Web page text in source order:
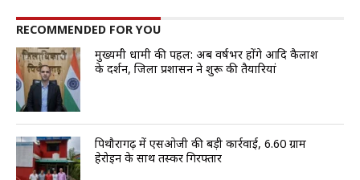
RECOMMENDED FOR YOU
मुख्यमंत्री धामी की पहल: अब वर्षभर होंगे आदि कैलाश
के दर्शन, जिला प्रशासन ने शुरू की तैयारियां
पिथौरागढ़ में एसओजी की बड़ी कार्रवाई, 6.60 ग्राम
हेरोइन के साथ तस्कर गिरफ्तार